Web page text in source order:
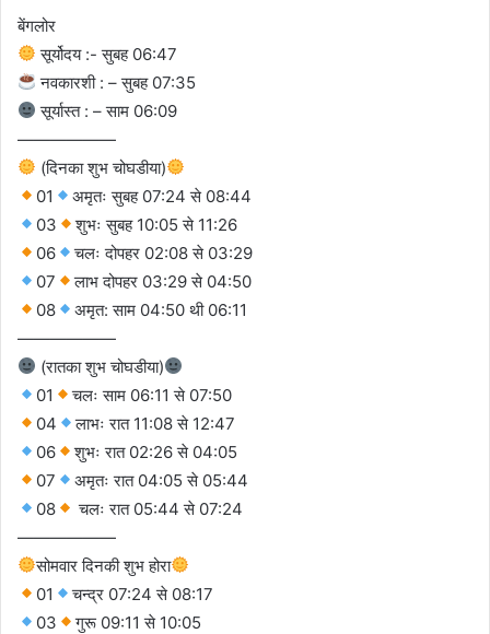
बेंगलोर
सूर्योदय :- सुबह 06:47
नवकारशी : – सुबह 07:35
सूर्यास्त : – साम 06:09
——————
(दिनका शुभ चोघडीया)
01
अमृतः सुबह 07:24 से 08:44
03
शुभः सुबह 10:05 से 11:26
06
चलः दोपहर 02:08 से 03:29
07
लाभ दोपहर 03:29 से 04:50
08
अमृत: साम 04:50 थी 06:11
——————
(रातका शुभ चोघडीया)
01
चलः साम 06:11 से 07:50
04
लाभः रात 11:08 से 12:47
06
शुभः रात 02:26 से 04:05
07
अमृतः रात 04:05 से 05:44
08
चलः रात 05:44 से 07:24
——————
सोमवार दिनकी शुभ होरा
01
चन्द्र 07:24 से 08:17
03
गुरू 09:11 से 10:05